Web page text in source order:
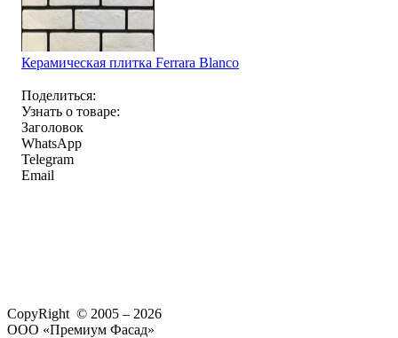
Керамическая плитка Ferrara Blanco
Поделиться:
Узнать о товаре:
Заголовок
WhatsApp
Telegram
Email
CopyRight © 2005 – 2026
ООО «Премиум Фасад»